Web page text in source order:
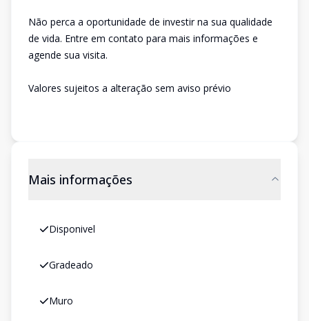
Não perca a oportunidade de investir na sua qualidade
de vida. Entre em contato para mais informações e
agende sua visita.
Valores sujeitos a alteração sem aviso prévio
Mais informações
Disponivel
Gradeado
Muro